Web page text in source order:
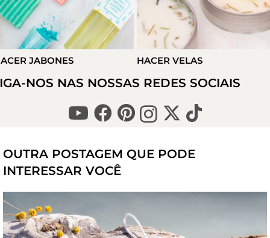
JABONES HACER VELAS
NOS NAS NOSSAS REDES SOCIAIS
OUTRA POSTAGEM QUE PODE
INTERESSAR VOCÊ